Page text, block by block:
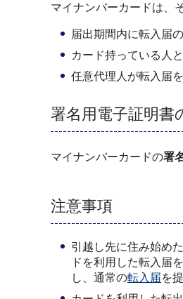
マイナンバーカードは、
届出期間内に転入届
カード持っている人
任意代理人が転入届
署名用電子証明書
マイナンバーカードの署
注意事項
引越し先に住み始め
ドを利用した転入届
し、通常の転入届を